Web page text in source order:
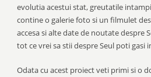
evolutia acestui stat, greutatile
contine o galerie foto si un filmulet
accesa si alte date de noutate despre
tot ce vrei sa stii despre Seul poti gasi
Odata cu acest proiect veti primi si o